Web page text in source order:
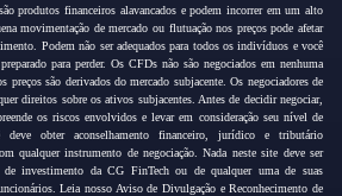
produtos financeiros alavancados e podem incorrer em um alto
movimentação de mercado ou flutuação nos preços pode afetar
Podem não ser adequados para todos os indivíduos e você
para perder. Os CFDs não são negociados em nenhuma
preços são derivados do mercado subjacente. Os negociadores de
direitos sobre os ativos subjacentes. Antes de decidir negociar,
os riscos envolvidos e levar em consideração seu nível de
deve obter aconselhamento financeiro, jurídico e tributário
qualquer instrumento de negociação. Nada neste site deve ser
de investimento da CG FinTech ou de qualquer uma de suas
Leia nosso Aviso de Divulgação e Reconhecimento de